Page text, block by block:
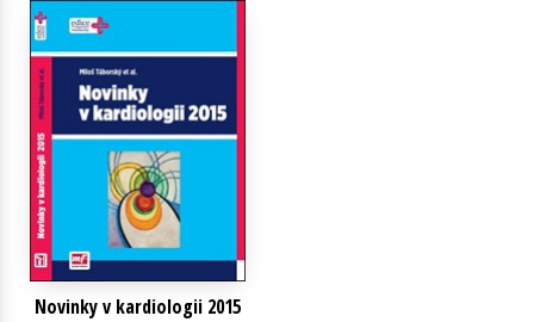
Young adult (SK)
Novinky v kardiologii 2015